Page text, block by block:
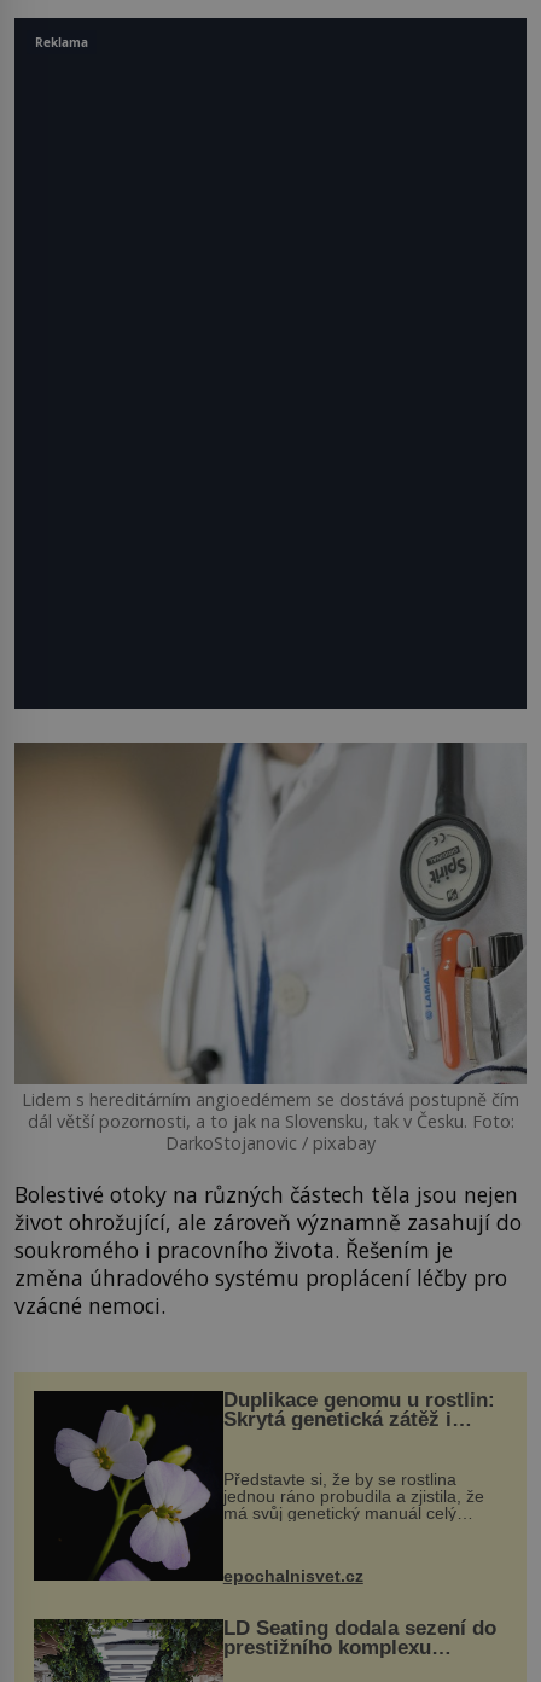
Lidem s hereditárním angioedémem se dostává postupně čím
dál větší pozornosti, a to jak na Slovensku, tak v Česku. Foto:
DarkoStojanovic / pixabay
Bolestivé otoky na různých částech těla jsou nejen
život ohrožující, ale zároveň významně zasahují do
soukromého i pracovního života. Řešením je
změna úhradového systému proplácení léčby pro
vzácné nemoci.
Duplikace genomu u rostlin:
Skrytá genetická zátěž i
Představte si, že by se rostlina
jednou ráno probudila a zjistila, že
má svůj genetický manuál celý
vstupenka...
epochalnisvet.cz
LD Seating dodala sezení do
prestižního komplexu
MediaCityUK v Salfordu
Reklama